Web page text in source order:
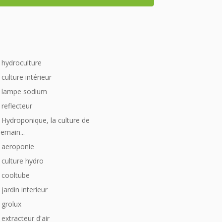
hydroculture
culture intérieur
lampe sodium
reflecteur
Hydroponique, la culture de
aeroponie
culture hydro
cooltube
jardin interieur
grolux
extracteur d'air